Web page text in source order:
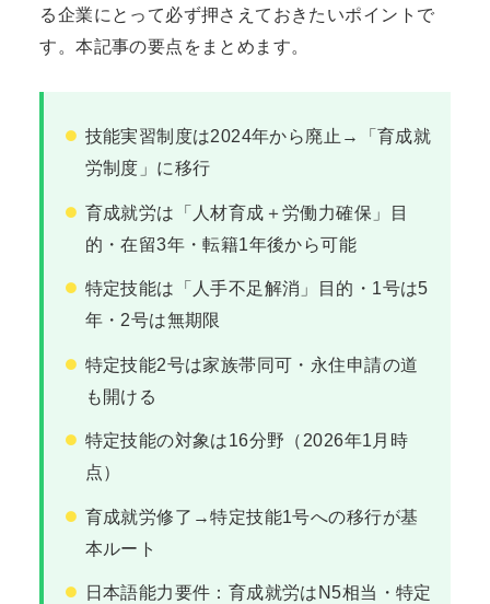
る企業にとって必ず押さえておきたいポイントで
す。本記事の要点をまとめます。
技能実習制度は2024年から廃止→「育成就
労制度」に移行
育成就労は「人材育成＋労働力確保」目
的・在留3年・転籍1年後から可能
特定技能は「人手不足解消」目的・1号は5
年・2号は無期限
特定技能2号は家族帯同可・永住申請の道
も開ける
特定技能の対象は16分野（2026年1月時
点）
育成就労修了→特定技能1号への移行が基
本ルート
日本語能力要件：育成就労はN5相当・特定